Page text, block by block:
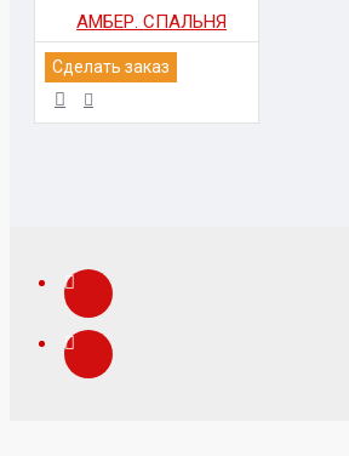
АМБЕР. СПАЛЬНЯ
Сделать заказ